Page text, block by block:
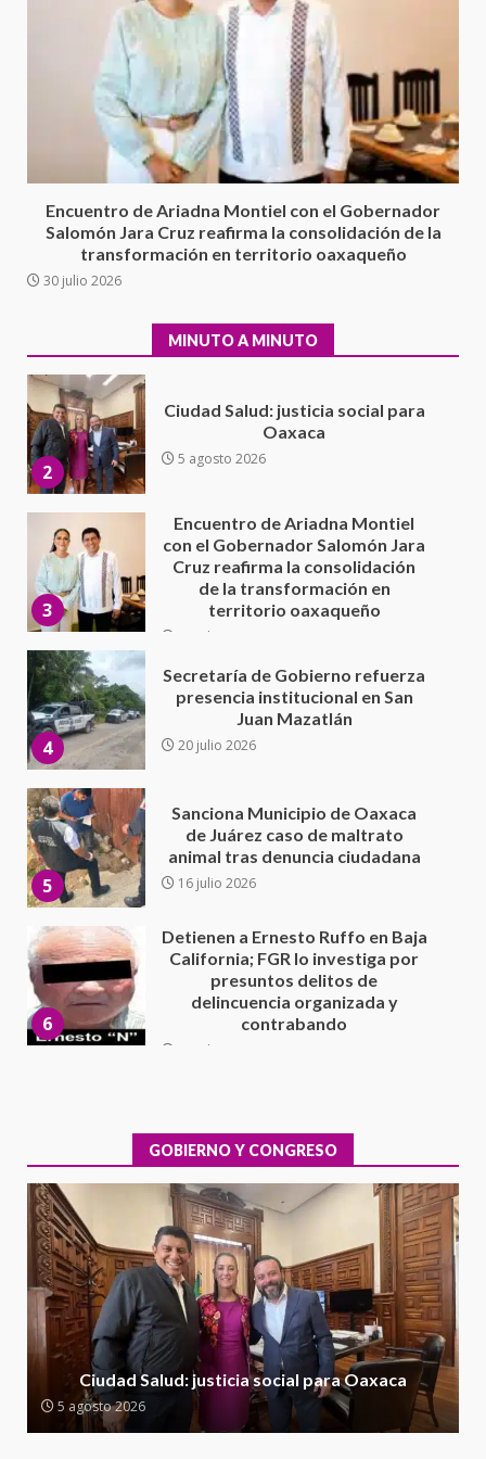
Encuentro de Ariadna Montiel con el Gobernador
Salomón Jara Cruz reafirma la consolidación de la
transformación en territorio oaxaqueño
30 julio 2026
MINUTO A MINUTO
Cuacnopalan
26 junio 2026
Exhorta Poder Legislativo al
IEEPO y al Iocied a realizar una
evaluación técnica y estructural
integral de las instalaciones de la
Moisés Sáenz Garza
5 agosto 2026
5 agosto 2026
3
con el Gobernador Salomón Jara
Cruz reafirma la consolidación
de la transformación en
4
Secretaría de Gobierno refuerza
presencia institucional en San
Juan Mazatlán
20 julio 2026
5
Sanciona Municipio de Oaxaca
de Juárez caso de maltrato
animal tras denuncia ciudadana
16 julio 2026
6
California; FGR lo investiga por
presuntos delitos de
delincuencia organizada y
contrabando
7
Sin paso carretera Oaxaca-
Cuacnopalan
26 junio 2026
1
integral de las instalaciones de la
Escuela Secundaria General
Moisés Sáenz Garza
5 agosto 2026
2
Ciudad Salud: justicia social para
Oaxaca
5 agosto 2026
3
Encuentro de Ariadna Montiel
con el Gobernador Salomón Jara
Cruz reafirma la consolidación
de la transformación en
territorio oaxaqueño
GOBIERNO Y CONGRESO
Ciudad Salud: justicia social para Oaxaca
5 agosto 2026